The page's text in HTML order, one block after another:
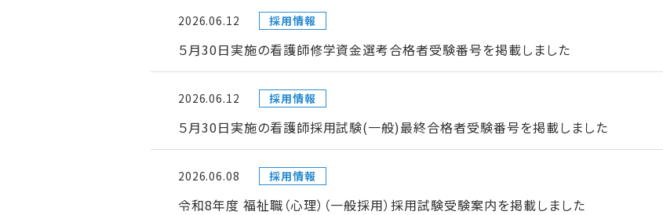
2026.06.12 採用情報
５月30日実施の看護師修学資金選考合格者受験番号を掲載しました
2026.06.12 採用情報
５月30日実施の看護師採用試験(一般)最終合格者受験番号を掲載しました
2026.06.08 採用情報
令和8年度 福祉職（心理）（一般採用）採用試験受験案内を掲載しました